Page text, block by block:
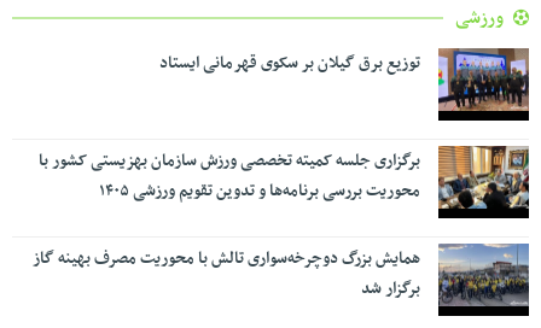
ورزشی
توزیع برق گیلان بر سکوی قهرمانی ایستاد
برگزاری جلسه کمیته تخصصی ورزش سازمان بهزیستی کشور با
محوریت بررسی برنامه‌ها و تدوین تقویم ورزشی ۱۴۰۵
همایش بزرگ دوچرخه‌سواری تالش با محوریت مصرف بهینه گاز
برگزار شد